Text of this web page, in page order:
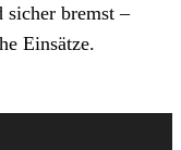
sicher bremst –
Einsätze.